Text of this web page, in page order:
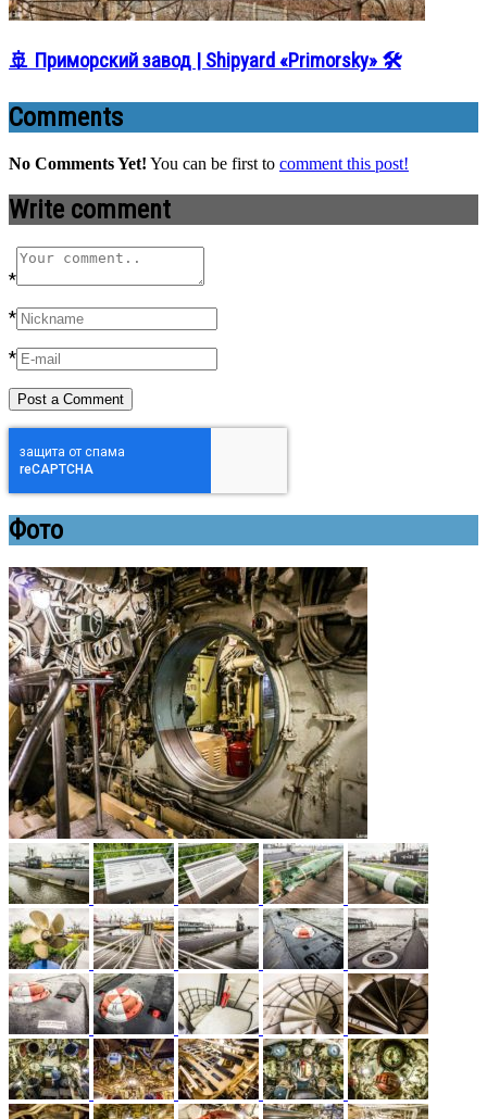
🚢 Приморский завод | Shipyard «Primorsky» 🛠️
Comments
No Comments Yet! You can be first to comment this post!
Write comment
*
*
*
Фото